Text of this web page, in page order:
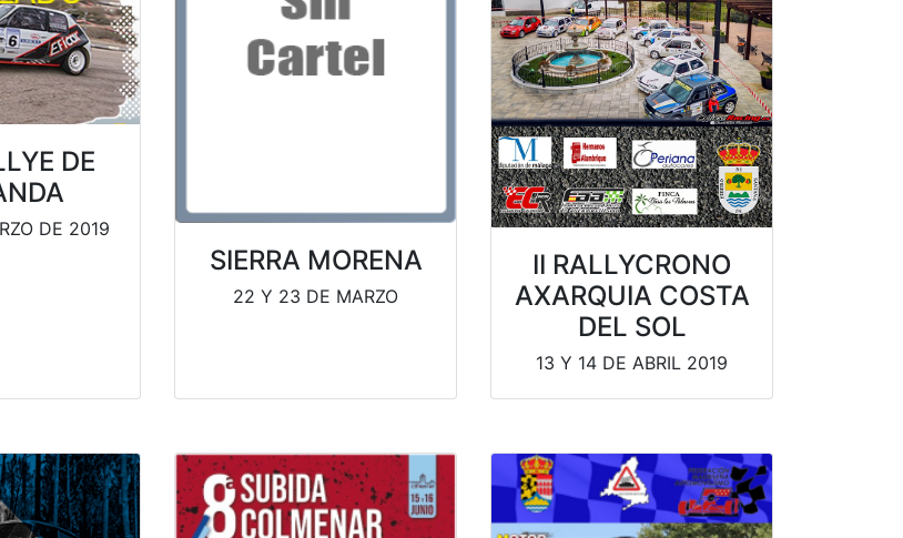
DE
DE 2019
SIERRA MORENA
22 Y 23 DE MARZO
II RALLYCRONO
AXARQUIA COSTA
DEL SOL
13 Y 14 DE ABRIL 2019